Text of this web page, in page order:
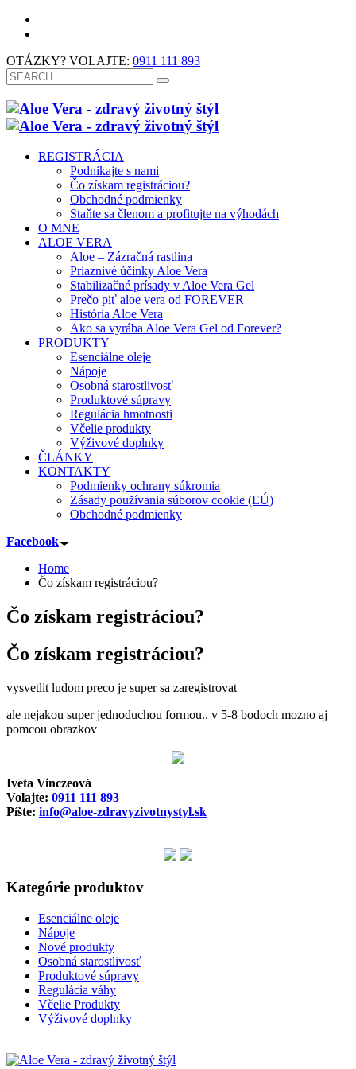
OTÁZKY? VOLAJTE: 0911 111 893
REGISTRÁCIA
Podnikajte s nami
Čo získam registráciou?
Obchodné podmienky
Staňte sa členom a profitujte na výhodách
O MNE
ALOE VERA
Aloe – Zázračná rastlina
Priaznivé účinky Aloe Vera
Stabilizačné prísady v Aloe Vera Gel
Prečo piť aloe vera od FOREVER
História Aloe Vera
Ako sa vyrába Aloe Vera Gel od Forever?
PRODUKTY
Esenciálne oleje
Nápoje
Osobná starostlivosť
Produktové súpravy
Regulácia hmotnosti
Včelie produkty
Výživové doplnky
ČLÁNKY
KONTAKTY
Podmienky ochrany súkromia
Zásady používania súborov cookie (EÚ)
Obchodné podmienky
Facebook
Home
Čo získam registráciou?
Čo získam registráciou?
Čo získam registráciou?
vysvetlit ludom preco je super sa zaregistrovat
ale nejakou super jednoduchou formou.. v 5-8 bodoch mozno aj
pomcou obrazkov
Iveta Vinczeová
Volajte: 0911 111 893
Píšte: info@aloe-zdravyzivotnystyl.sk
Kategórie produktov
Esenciálne oleje
Nápoje
Nové produkty
Osobná starostlivosť
Produktové súpravy
Regulácia váhy
Včelie Produkty
Výživové doplnky